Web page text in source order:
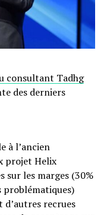
consultant Tadhg
des derniers
à l’ancien
projet Helix
sur les marges (30%
problématiques)
d’autres recrues